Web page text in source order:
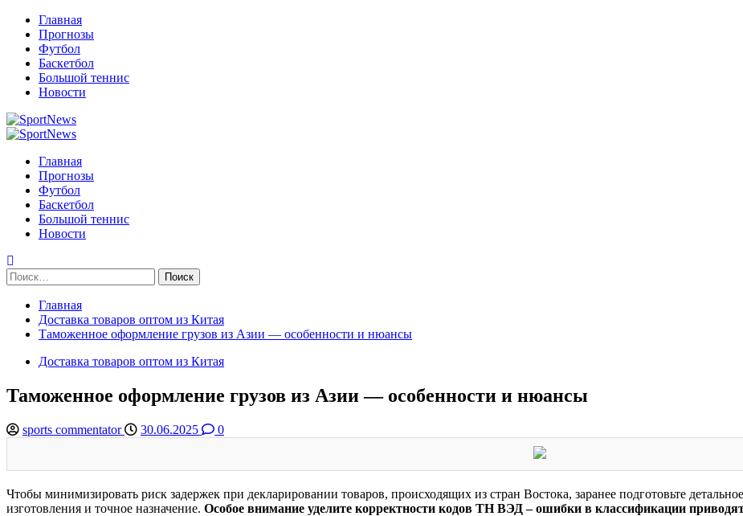
Перейти
содержимому
Главная
Прогнозы
Футбол
Баскетбол
Большой теннис
Новости
Primary
Главная
Прогнозы
Футбол
Баскетбол
Большой теннис
Новости
Найти:
Главная
Доставка товаров оптом из Китая
Таможенное оформление грузов из Азии — особенности и нюансы
Доставка товаров оптом из Китая
Таможенное оформление грузов из Азии — особенности и нюансы
sports commentator 30.06.2025 0
Чтобы минимизировать риск задержек при декларировании товаров, происходящих из стран Востока, заранее подготовьте
изготовления и точное назначение. Особое внимание уделите корректности кодов ТН ВЭД – ошибки в классификации